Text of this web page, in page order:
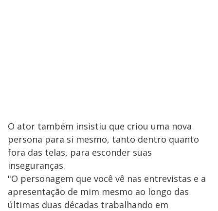
O ator também insistiu que criou uma nova
persona para si mesmo, tanto dentro quanto
fora das telas, para esconder suas
inseguranças.
"O personagem que você vê nas entrevistas e a
apresentação de mim mesmo ao longo das
últimas duas décadas trabalhando em